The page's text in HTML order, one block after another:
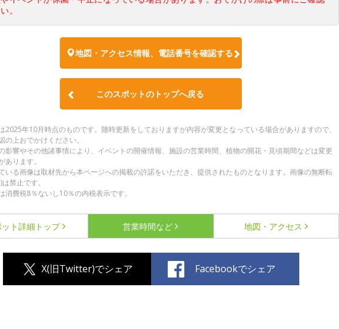
。
地図・アクセス情報、電話番号を確認する
このスポットのトップへ戻る
2025年10月時点のものです。随時更新をしておりますが内容が変更となっている場合がありますので、
の上おでかけください。
影響やその他諸事情により、イベントの開催情報、施設の営業時間、植物の開花・見頃期間などは変更
あります。
いる画像は取材先から本ページへの掲載の許諾をいただき、提供されたものとなります。画像の無断転
禁止です。
消費税8％ないし10％の内税表示です。
ト詳細 トップ 営業時間など 地図・アクセス
X(旧Twitter)でシェア Facebookでシェア